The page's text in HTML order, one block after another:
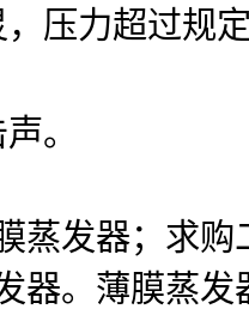
压力超过规
。
蒸发器；求
器。薄膜蒸